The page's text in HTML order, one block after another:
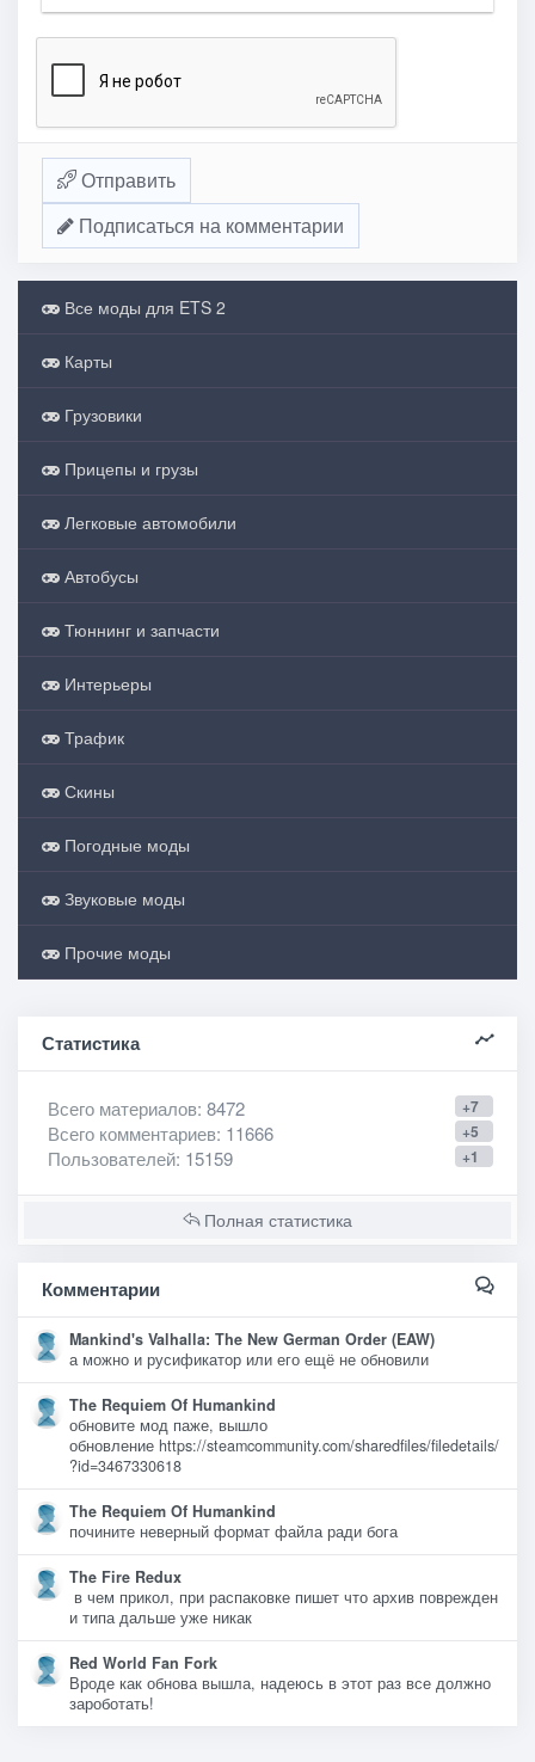
Отправить
Подписаться на комментарии
Все моды для ETS 2
Карты
Грузовики
Прицепы и грузы
Легковые автомобили
Автобусы
Тюннинг и запчасти
Интерьеры
Трафик
Скины
Погодные моды
Звуковые моды
Прочие моды
Статистика
+7
Всего материалов: 8472
+5
Всего комментариев: 11666
+1
Пользователей: 15159
Полная статистика
Комментарии
Mankind's Valhalla: The New German Order (EAW)
а можно и русификатор или его ещё не обновили
The Requiem Of Humankind
обновите мод паже, вышло
обновление https://steamcommunity.com/sharedfiles/filedetails/
?id=3467330618
The Requiem Of Humankind
почините неверный формат файла ради бога
The Fire Redux
в чем прикол, при распаковке пишет что архив поврежден
и типа дальше уже никак
Red World Fan Fork
Вроде как обнова вышла, надеюсь в этот раз все должно
зароботать!